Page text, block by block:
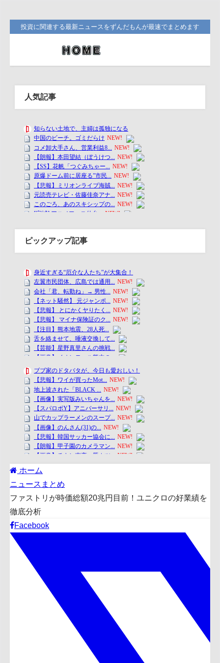
投資に関連する最新ニュースをずんだもんが最速でまとめます
人気記事
ピックアップ記事
ホーム
ニュースまとめ
ファストリが時価総額20兆円目前！ユニクロの好業績を
徹底分析
Facebook